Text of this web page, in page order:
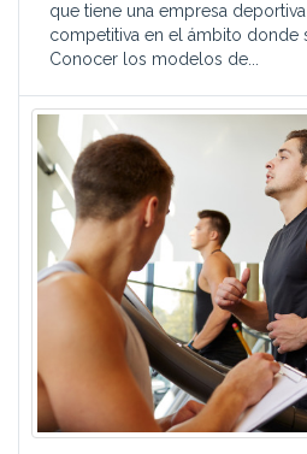
que tiene una empresa
competitiva en el ámbito donde
Conocer los modelos de...